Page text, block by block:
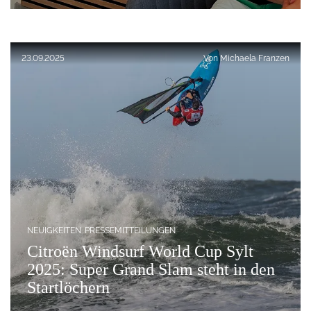
Veröffentlicht am:
23.09.2025 VonMichaela Franzen
Citroën Windsurf World Cup Sylt
2025: Super Grand Slam steht in den
Startlöchern
NEUIGKEITEN PRESSEMITTEILUNGEN